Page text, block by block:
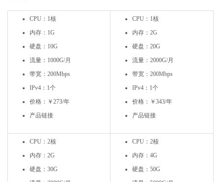
CPU：1核
内存：1G
硬盘：10G
流量：1000G/月
带宽：200Mbps
IPv4：1个
价格：￥273/年
产品链接
CPU：1核
内存：2G
硬盘：20G
流量：2000G/月
带宽：200Mbps
IPv4：1个
价格：￥343/年
产品链接
CPU：2核
内存：2G
硬盘：30G
CPU：2核
内存：4G
硬盘：50G